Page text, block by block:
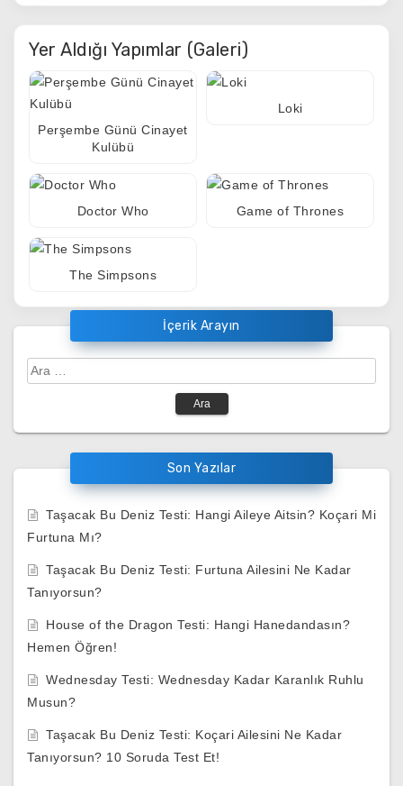
Yer Aldığı Yapımlar (Galeri)
Perşembe Günü Cinayet
Kulübü
Loki
Doctor Who Game of Thrones
The Simpsons
İçerik Arayın
Arama:
Son Yazılar
Taşacak Bu Deniz Testi: Hangi Aileye Aitsin? Koçari Mi
Furtuna Mı?
Taşacak Bu Deniz Testi: Furtuna Ailesini Ne Kadar
Tanıyorsun?
House of the Dragon Testi: Hangi Hanedandasın?
Hemen Öğren!
Wednesday Testi: Wednesday Kadar Karanlık Ruhlu
Musun?
Taşacak Bu Deniz Testi: Koçari Ailesini Ne Kadar
Tanıyorsun? 10 Soruda Test Et!